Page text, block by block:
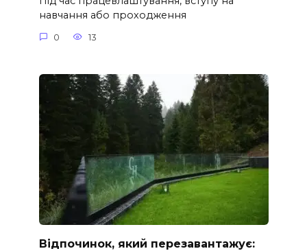
навчання або проходження
0 13
Відпочинок, який перезавантажує: